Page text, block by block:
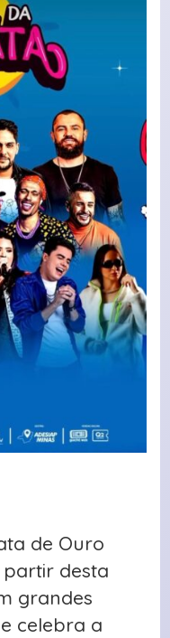
de Ouro
desta
grandes
celebra a
de Ouro
desta
grandes
celebra a